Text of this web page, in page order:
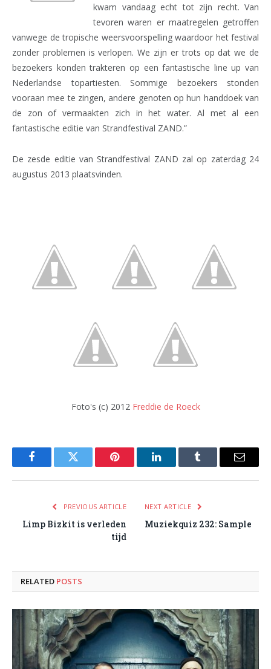
kwam vandaag echt tot zijn recht. Van
tevoren waren er maatregelen getroffen
vanwege de tropische weersvoorspelling waardoor het festival
zonder problemen is verlopen. We zijn er trots op dat we de
bezoekers konden trakteren op een fantastische line up van
Nederlandse topartiesten. Sommige bezoekers stonden
vooraan mee te zingen, andere genoten op hun handdoek van
de zon of vermaakten zich in het water. Al met al een
fantastische editie van Strandfestival ZAND.”
De zesde editie van Strandfestival ZAND zal op zaterdag 24
augustus 2013 plaatsvinden.
Foto's (c) 2012 Freddie de Roeck
FacebookTwitter Pinterest LinkedInTumblr Email
PREVIOUS ARTICLE
Limp Bizkit is verleden
tijd
NEXT ARTICLE
Muziekquiz 232: Sample
RELATED POSTS